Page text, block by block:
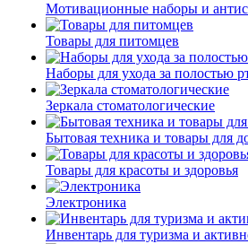
Мотивационные наборы и
Товары для питомцев
Наборы для ухода за полостью
Зеркала стоматологические
Бытовая техника и товары для
Товары для красоты и здоровья
Электроника
Инвентарь для туризма и